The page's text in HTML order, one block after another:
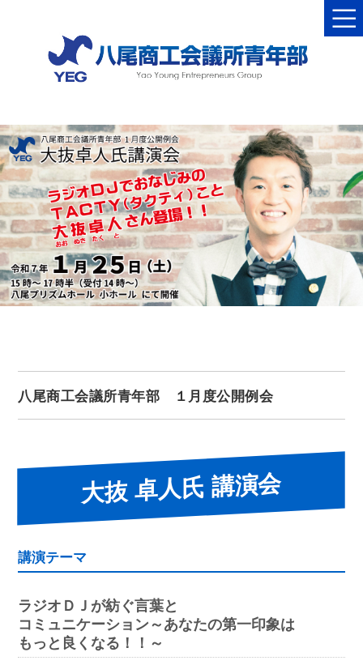
八尾商工会議所青年部 １月度公開例会
大抜 卓人氏 講演会
講演テーマ
ラジオＤＪが紡ぐ言葉と
コミュニケーション～あなたの第一印象は
もっと良くなる！！～